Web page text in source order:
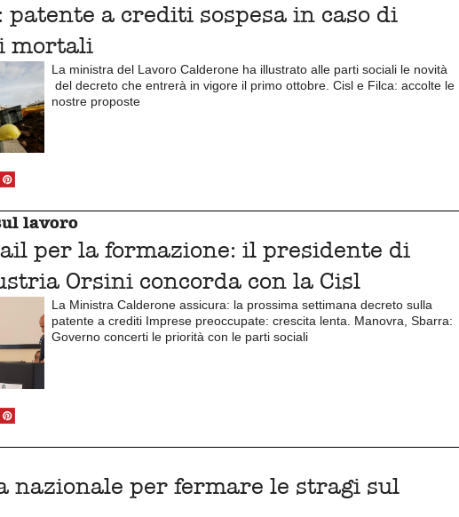
patente a crediti sospesa in caso di
mortali
La ministra del Lavoro Calderone ha illustrato alle parti sociali le novità
del decreto che entrerà in vigore il primo ottobre. Cisl e Filca: accolte le
nostre proposte
lavoro
per la formazione: il presidente di
Orsini concorda con la Cisl
La Ministra Calderone assicura: la prossima settimana decreto sulla
patente a crediti Imprese preoccupate: crescita lenta. Manovra, Sbarra:
Governo concerti le priorità con le parti sociali
nazionale per fermare le stragi sul